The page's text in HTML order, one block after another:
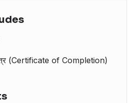
(Certificate of Completion)